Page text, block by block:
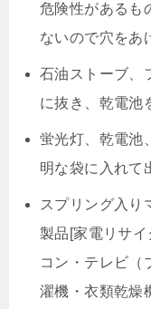
危険性があるも
ないので穴をあ
石油ストーブ、
に抜き、乾電池
蛍光灯、乾電池
明な袋に入れて
スプリング入り
製品[家電リサ
コン・テレビ（
濯機・衣類乾燥